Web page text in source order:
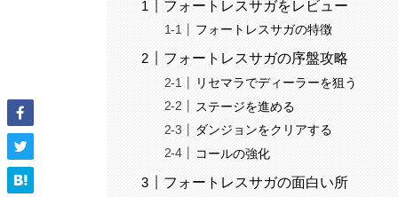
フォートレスサガをレビュー
フォートレスサガの特徴
フォートレスサガの序盤攻略
リセマラでディーラーを狙う
ステージを進める
ダンジョンをクリアする
コールの強化
フォートレスサガの面白い所